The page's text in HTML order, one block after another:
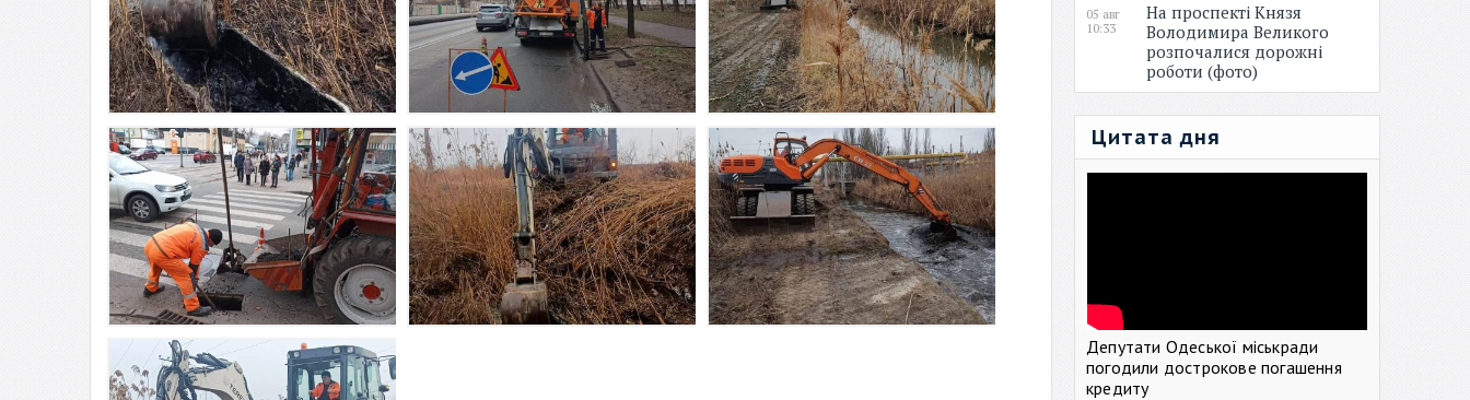
05 авг
10:33
На проспекті Князя
Володимира Великого
розпочалися дорожні
роботи (фото)
Цитата дня
Депутати Одеської міськради
погодили дострокове погашення
кредиту